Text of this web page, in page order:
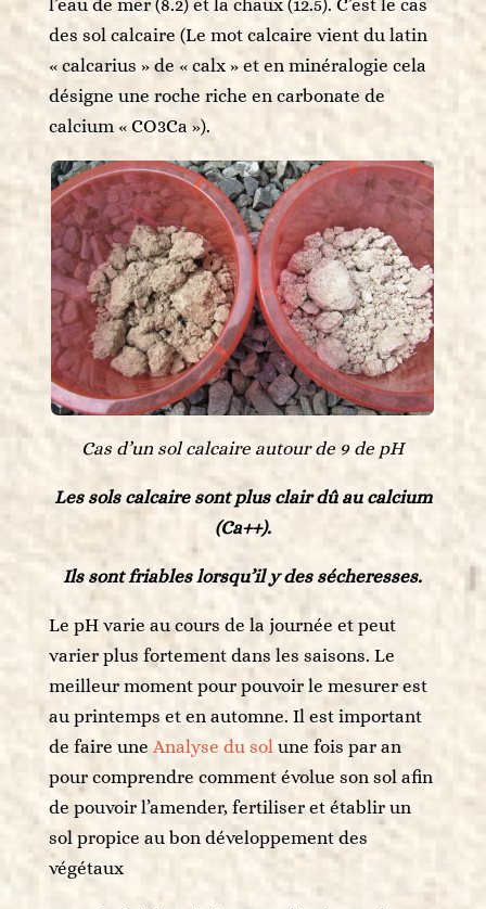
l’eau de mer (8.2) et la chaux (12.5). C’est le cas
des sol calcaire (Le mot calcaire vient du latin
« calcarius » de « calx » et en minéralogie cela
désigne une roche riche en carbonate de
calcium « CO3Ca »).
Cas d’un sol calcaire autour de 9 de pH
Les sols calcaire sont plus clair dû au calcium
(Ca++).
Ils sont friableslorsqu’il y des sécheresses.
Le pH varie au cours de la journée et peut
varier plus fortement dans les saisons. Le
meilleur moment pour pouvoir le mesurer est
au printemps et en automne. Il est important
de faire uneAnalyse du sol une fois par an
pour comprendre comment évolue son sol afin
de pouvoir l’amender, fertiliser et établir un
sol propice au bon développement des
végétaux